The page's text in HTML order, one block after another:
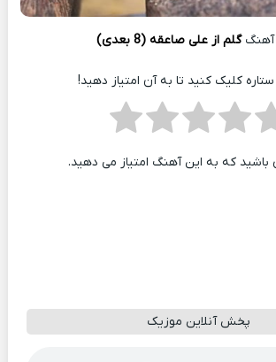
آهنگگلم از علی صاعقه (8 بعدی)
کلیک کنید تا به آن امتیاز دهید!
باشید که به این آهنگ امتیاز می دهید.
پخش آنلاین موزیک